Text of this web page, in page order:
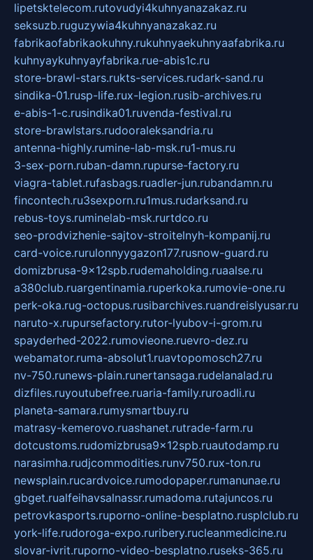
lipetsktelecom.rutovudyi4kuhnyanazakaz.ru
seksuzb.ruguzywia4kuhnyanazakaz.ru
fabrikaofabrikaokuhny.rukuhnyaekuhnyaafabrika.ru
kuhnyaykuhnyayfabrika.rue-abis1c.ru
store-brawl-stars.rukts-services.rudark-sand.ru
sindika-01.rusp-life.rux-legion.rusib-archives.ru
e-abis-1-c.rusindika01.ruvenda-festival.ru
store-brawlstars.rudooraleksandria.ru
antenna-highly.rumine-lab-msk.ru1-mus.ru
3-sex-porn.ruban-damn.rupurse-factory.ru
viagra-tablet.rufasbags.ruadler-jun.rubandamn.ru
fincontech.ru3sexporn.ru1mus.rudarksand.ru
rebus-toys.ruminelab-msk.rurtdco.ru
seo-prodvizhenie-sajtov-stroitelnyh-kompanij.ru
card-voice.rurulonnyygazon177.rusnow-guard.ru
domizbrusa-9x12spb.rudemaholding.ruaalse.ru
a380club.ruargentinamia.ruperkoka.rumovie-one.ru
perk-oka.rug-octopus.rusibarchives.ruandreislyusar.ru
naruto-x.rupursefactory.rutor-lyubov-i-grom.ru
spayderhed-2022.rumovieone.ruevro-dez.ru
webamator.ruma-absolut1.ruavtopomosch27.ru
nv-750.runews-plain.runertansaga.rudelanalad.ru
dizfiles.ruyoutubefree.ruaria-family.ruroadli.ru
planeta-samara.rumysmartbuy.ru
matrasy-kemerovo.ruashanet.rutrade-farm.ru
dotcustoms.rudomizbrusa9x12spb.ruautodamp.ru
narasimha.rudjcommodities.runv750.rux-ton.ru
newsplain.rucardvoice.rumodopaper.rumanunae.ru
gbget.rualfeihavsalnassr.rumadoma.rutajuncos.ru
petrovkasports.ruporno-online-besplatno.rusplclub.ru
york-life.rudoroga-expo.ruribery.rucleanmedicine.ru
slovar-ivrit.ruporno-video-besplatno.ruseks-365.ru